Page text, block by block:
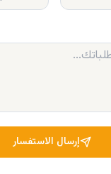
إرسال الاستفسار